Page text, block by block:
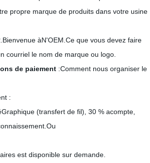
propre marque de produits dans votre usine
àN'OEM.Ce que vous devez faire
courriel le nom de marque ou logo.
de paiement :Comment nous organiser le
:
(transfert de fil), 30 % acompte,
est disponible sur demande.